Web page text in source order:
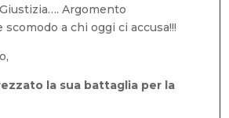
Argomento
a chi oggi ci accusa!!!
la sua battaglia per la